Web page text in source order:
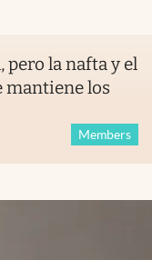
pero la nafta y el
mantiene los
Members